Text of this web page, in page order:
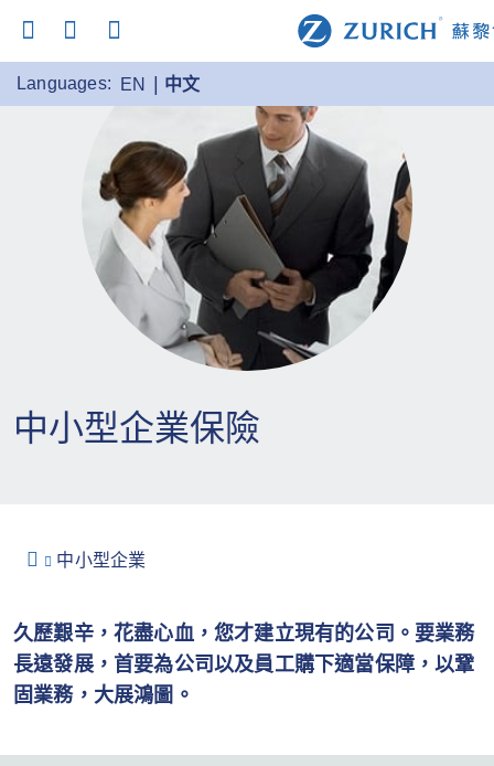
Languages: EN 中文
中小型企業保險
中小型企業
久歷艱辛，花盡心血，您才建立現有的公司。要業務
長遠發展，首要為公司以及員工購下適當保障，以鞏
固業務，大展鴻圖。